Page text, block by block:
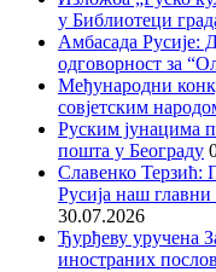
у Библиотеци
Амбасада
одговорност за
Међународни
совјетским
Руским јунацима
пошта у Београду
Славенко Терзић:
Русија наш
30.07.2026
Ђурђеву уручена
иностраних